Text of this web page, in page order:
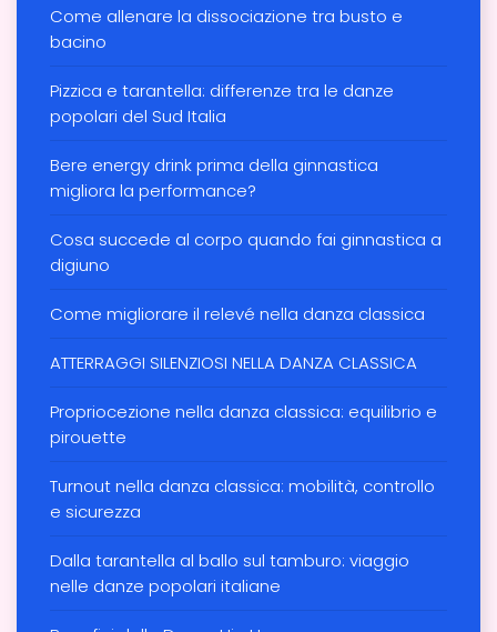
Come allenare la dissociazione tra busto e
bacino
Pizzica e tarantella: differenze tra le danze
popolari del Sud Italia
Bere energy drink prima della ginnastica
migliora la performance?
Cosa succede al corpo quando fai ginnastica a
digiuno
Come migliorare il relevé nella danza classica
ATTERRAGGI SILENZIOSI NELLA DANZA CLASSICA
Propriocezione nella danza classica: equilibrio e
pirouette
Turnout nella danza classica: mobilità, controllo
e sicurezza
Dalla tarantella al ballo sul tamburo: viaggio
nelle danze popolari italiane